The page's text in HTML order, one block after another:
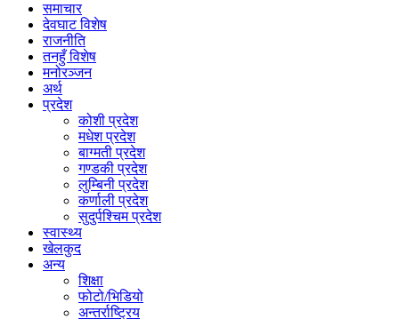
समाचार
देवघाट विशेष
राजनीति
तनहुँ विशेष
मनोरञ्जन
अर्थ
प्रदेश
कोशी प्रदेश
मधेश प्रदेश
बाग्मती प्रदेश
गण्डकी प्रदेश
लुम्बिनी प्रदेश
कर्णाली प्रदेश
सुदुर्पश्चिम प्रदेश
स्वास्थ्य
खेलकुद
अन्य
शिक्षा
फोटो/भिडियो
अन्तर्राष्ट्रिय